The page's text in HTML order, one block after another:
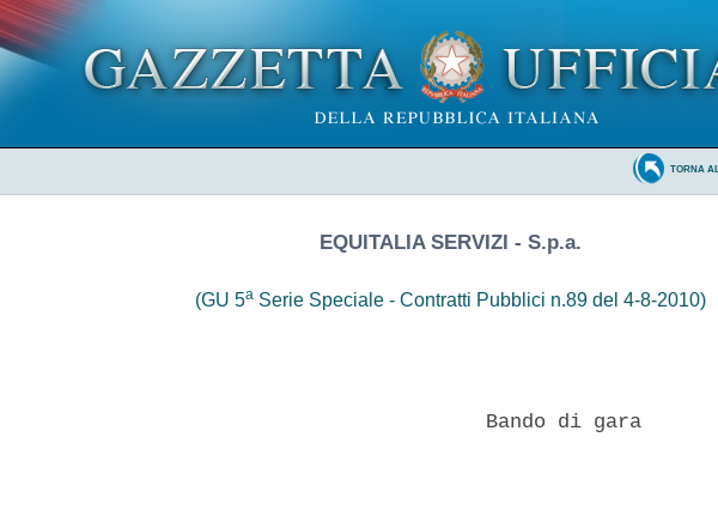
TORNA
EQUITALIA SERVIZI - S.p.a.
(GU 5aSerie Speciale - Contratti Pubblici n.89 del 4-8-2010)
                            Bando di gara